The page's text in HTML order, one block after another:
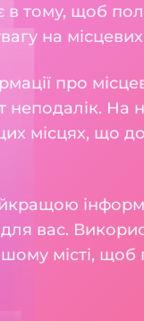
в тому, щоб
на місцевих
про
На
місцях, що
вас.
місті,